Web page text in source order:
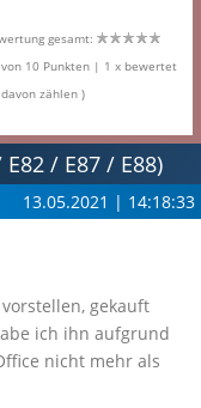
gesamt:
10 Punkten | 1 x bewertet
zählen )
/ E87 / E88)
13.05.2021 | 14:18:33
gekauft
ich ihn aufgrund
nicht mehr als